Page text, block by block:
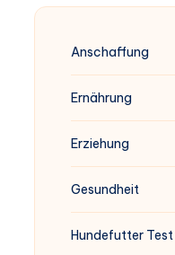
Anschaffung
Ernährung
Erziehung
Gesundheit
Hundefutter Test